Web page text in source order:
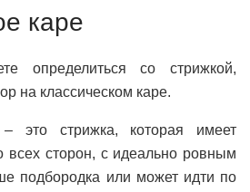
каре
определиться со стрижкой,
на классическом каре.
– это стрижка, которая имеет
всех сторон, с идеально ровным
подбородка или может идти по